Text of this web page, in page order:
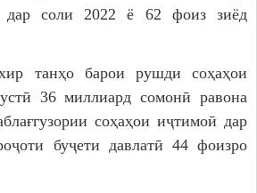
дар соли 2022 ё 62 фоиз зиёд
танҳо барои рушди соҳаҳои
36 миллиард сомонӣ равона
соҳаҳои иҷтимоӣ дар
буҷети давлатӣ 44 фоизро